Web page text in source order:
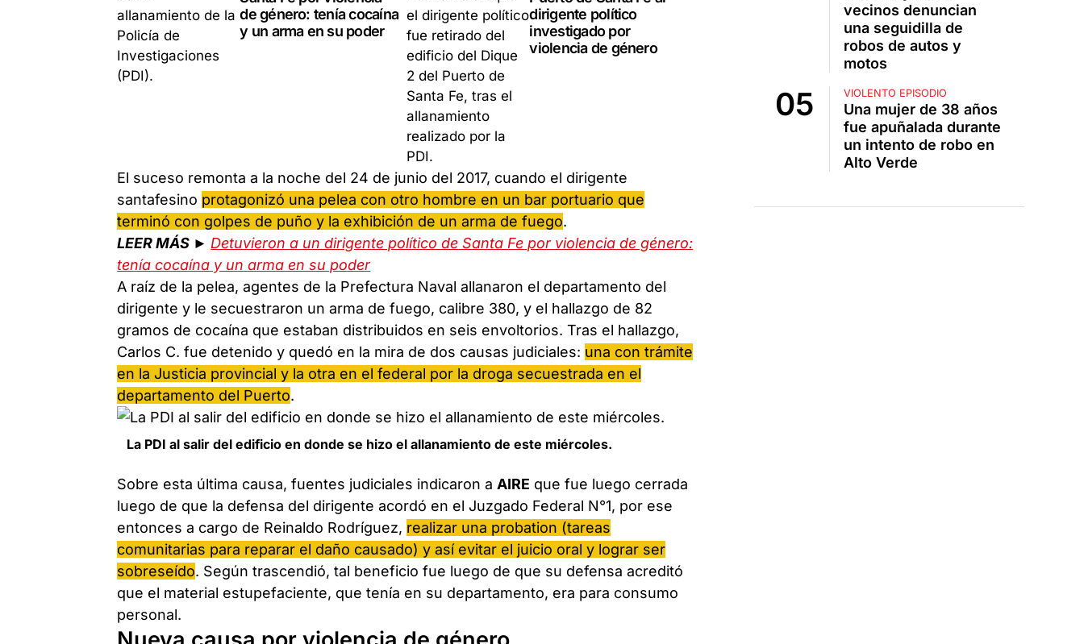
de género: tenía cocaína
y un arma en su poder
dirigente político
investigado por
violencia de género
El suceso remonta a la noche del 24 de junio del 2017, cuando el dirigente
santafesino protagonizó una pelea con otro hombre en un bar portuario que
terminó con golpes de puño y la exhibición de un arma de fuego.
LEER MÁS ► Detuvieron a un dirigente político de Santa Fe por violencia de género:
tenía cocaína y un arma en su poder
A raíz de la pelea, agentes de la Prefectura Naval allanaron el departamento del
dirigente y le secuestraron un arma de fuego, calibre 380, y el hallazgo de 82
gramos de cocaína que estaban distribuidos en seis envoltorios. Tras el hallazgo,
Carlos C. fue detenido y quedó en la mira de dos causas judiciales: una con trámite
en la Justicia provincial y la otra en el federal por la droga secuestrada en el
departamento del Puerto.
La PDI al salir del edificio en donde se hizo el allanamiento de este miércoles.
Sobre esta última causa, fuentes judiciales indicaron a AIRE que fue luego cerrada
luego de que la defensa del dirigente acordó en el Juzgado Federal N°1, por ese
entonces a cargo de Reinaldo Rodríguez, realizar una probation (tareas
comunitarias para reparar el daño causado) y así evitar el juicio oral y lograr ser
sobreseído. Según trascendió, tal beneficio fue luego de que su defensa acreditó
que el material estupefaciente, que tenía en su departamento, era para consumo
personal.
vecinos denuncian
una seguidilla de
robos de autos y
motos
VIOLENTO EPISODIO
Una mujer de 38 años
fue apuñalada durante
un intento de robo en
Alto Verde